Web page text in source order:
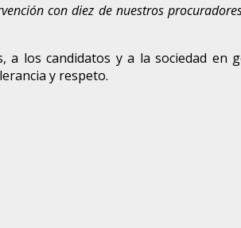
con diez de nuestros
los candidatos y a la sociedad
y respeto.